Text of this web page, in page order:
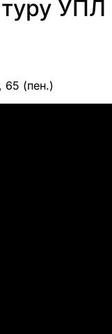
туру УПЛ
65 (пен.)